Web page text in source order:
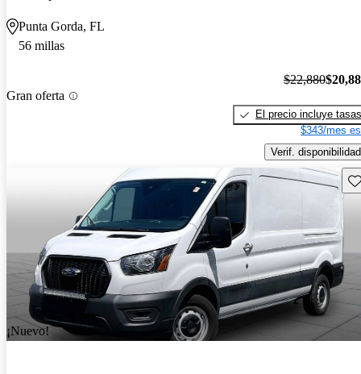
Punta Gorda, FL
56 millas
Gran oferta
$22,880
El precio incluye tasas
$343/mes
Verif. disponibilidad
¡Nuevo!